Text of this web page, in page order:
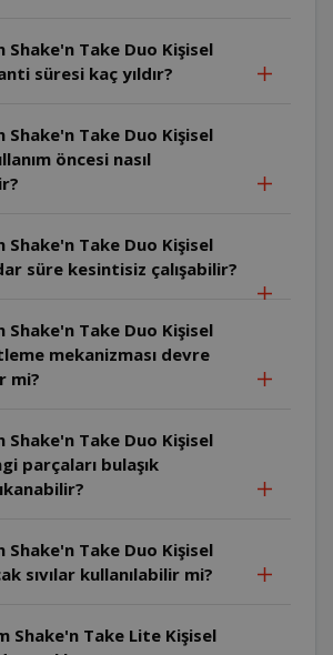
Shake'n Take Duo Kişisel
süresi kaç yıldır?
Shake'n Take Duo Kişisel
öncesi nasıl
Shake'n Take Duo Kişisel
süre kesintisiz çalışabilir?
Shake'n Take Duo Kişisel
mekanizması devre
mi?
Shake'n Take Duo Kişisel
parçaları bulaşık
Shake'n Take Duo Kişisel
sıvılar kullanılabilir mi?
Shake'n Take Lite Kişisel